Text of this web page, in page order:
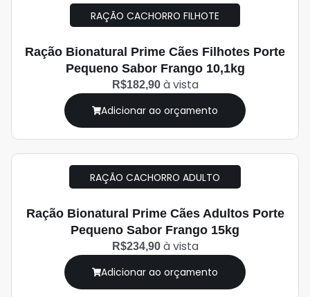
RAÇÃO CACHORRO FILHOTE
Ração Bionatural Prime Cães Filhotes Porte
Pequeno Sabor Frango 10,1kg
R$182,90 à vista
Adicionar ao orçamento
RAÇÃO CACHORRO ADULTO
Ração Bionatural Prime Cães Adultos Porte
Pequeno Sabor Frango 15kg
R$234,90à vista
Adicionar ao orçamento